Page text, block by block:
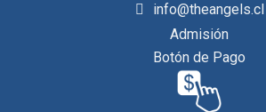
info@theangels.cl
Admisión
Botón de Pago